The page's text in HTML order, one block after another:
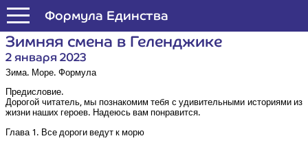
Формула Единства
Зим­няя сме­на в Геленджике
2 января 2023
Зима. Море. Формула
Пре­ди­сло­вие.
Доро­гой чита­тель, мы позна­ко­мим тебя с уди­ви­тель­ны­ми исто­ри­я­ми из
жиз­ни наших геро­ев. Наде­юсь вам понравится.
Гла­ва 1. Все доро­ги ведут к морю